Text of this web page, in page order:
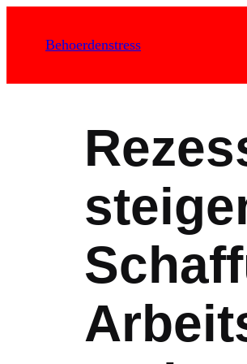
Behoerdenstress